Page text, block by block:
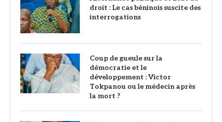
droit : Le cas béninois suscite des
interrogations
Coup de gueule sur la
démocratie et le
développement : Victor
Tokpanou ou le médecin après
la mort ?